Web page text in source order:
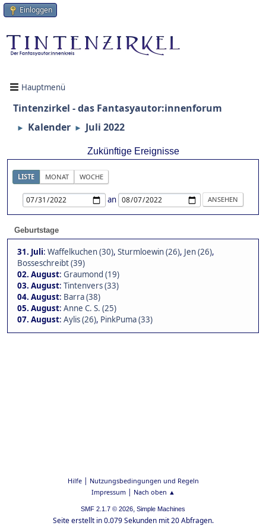
Einloggen
Hauptmenü
Tintenzirkel - das Fantasyautor:innenforum
► Kalender ► Juli 2022
Zukünftige Ereignisse
LISTE MONAT WOCHE
an
Geburtstage
31. Juli: Waffelkuchen (30), Sturmloewin (26), Jen (26),
Bosseschreibt (39)
02. August: Graumond (19)
03. August: Tintenvers (33)
04. August: Barra (38)
05. August: Anne C. S. (25)
07. August: Aylis (26), PinkPuma (33)
Hilfe| Nutzungsbedingungen und Regeln
Impressum| Nach oben ▲
SMF 2.1.7 © 2026, Simple Machines
Seite erstellt in 0.079 Sekunden mit 20 Abfragen.